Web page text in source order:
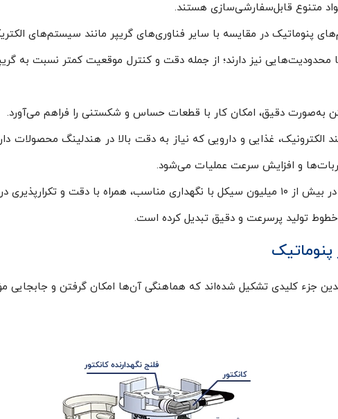
متنوع قابل‌سفارشی‌سازی هستند.
پنوماتیک در مقایسه با سایر فناوری‌های گریپر مانند سیستم‌های
محدودیت‌هایی نیز دارند؛ از جمله دقت و کنترل موقعیت کمتر نسبت به
به‌صورت دقیق، امکان کار با قطعات حساس و شکستنی را فراهم می‌آورد.
الکترونیک، غذایی و دارویی که نیاز به دقت بالا در هندلینگ
و افزایش سرعت عملیات می‌شود.
خطوط تولید پرسرعت و دقیق تبدیل کرده است.
پنوماتیک
جزء کلیدی تشکیل شده‌اند که هماهنگی آن‌ها امکان گرفتن و جابجایی